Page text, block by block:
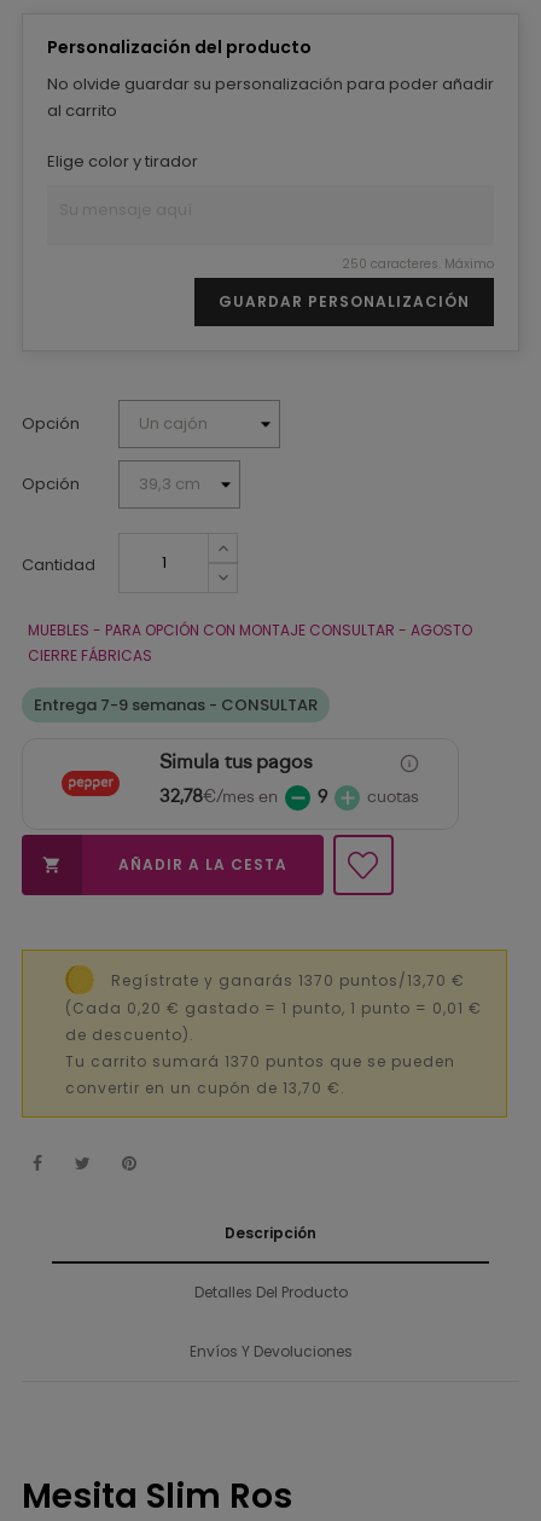
Personalización del producto
No olvide guardar su personalización para poder añadir
al carrito
Elige color y tirador
250 caracteres. Máximo
GUARDAR PERSONALIZACIÓN
Opción
Opción
Cantidad
MUEBLES - PARA OPCIÓN CON MONTAJE CONSULTAR - AGOSTO
CIERRE FÁBRICAS
Entrega 7-9 semanas - CONSULTAR
Simula tus pagos
32,78€/mes en 9 cuotas
 AÑADIR A LA CESTA
Regístrate y ganarás 1370 puntos/13,70 €
(Cada 0,20 € gastado = 1 punto, 1 punto = 0,01 €
de descuento).
Tu carrito sumará 1370 puntos que se pueden
convertir en un cupón de 13,70 €.
Descripción
Detalles Del Producto
Envíos Y Devoluciones
Mesita Slim Ros